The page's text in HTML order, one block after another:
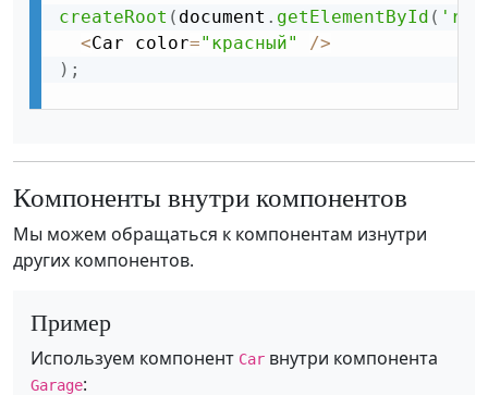
createRoot ( document . getElementById (
<Car color="красный" />
) ;
Компоненты внутри компонентов
Мы можем обращаться к компонентам изнутри
других компонентов.
Пример
Используем компонент Car внутри компонента
Garage: